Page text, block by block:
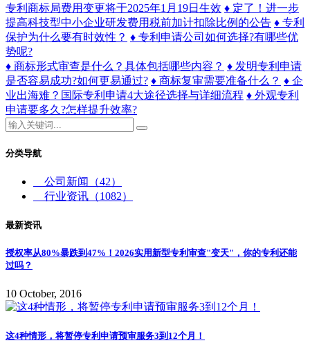
专利商标局费用变更将于2025年1月19日生效 ♦ 定了！进一步
提高科技型中小企业研发费用税前加计扣除比例的公告 ♦ 专利
保护为什么要有时效性？ ♦ 专利申请公司如何选择?有哪些优
势呢?
♦ 商标形式审查是什么？具体包括哪些内容？ ♦ 发明专利申请
是否容易成功?如何更易通过? ♦ 商标复审需要准备什么？ ♦ 企
业出海难？国际专利申请4大途径选择与详细流程 ♦ 外观专利
申请要多久?怎样提升效率?
分类导航
公司新闻
（42）
行业资讯 （1082）
最新资讯
授权率从80%暴跌到47%！2026实用新型专利审查"变天"，你的专利还能
过吗？
10 October, 2016
这4种情形，将暂停专利申请预审服务3到12个月！